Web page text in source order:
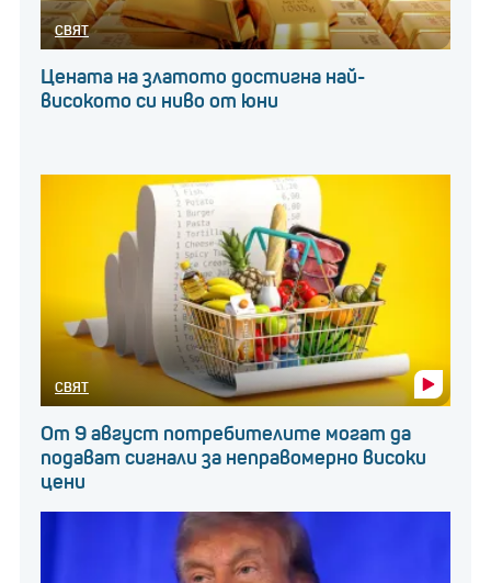
показват комулативен спад на печалбата
преди данъци на дружеството с 92,5%.
договори. Той потвърди, че всеки момент ще бъде
финализиран договорът между „Ел Би Булгарикум“ и
японската компания „Мейджи“ за съвместен
изследователски център, което ще позволи
генериране на допълнителни печалби за
държавната компания.
СВЯТ
Цената на златото достигна най-
високото си ниво от юни
СВЯТ
От 9 август потребителите могат да
подават сигнали за неправомерно високи
цени